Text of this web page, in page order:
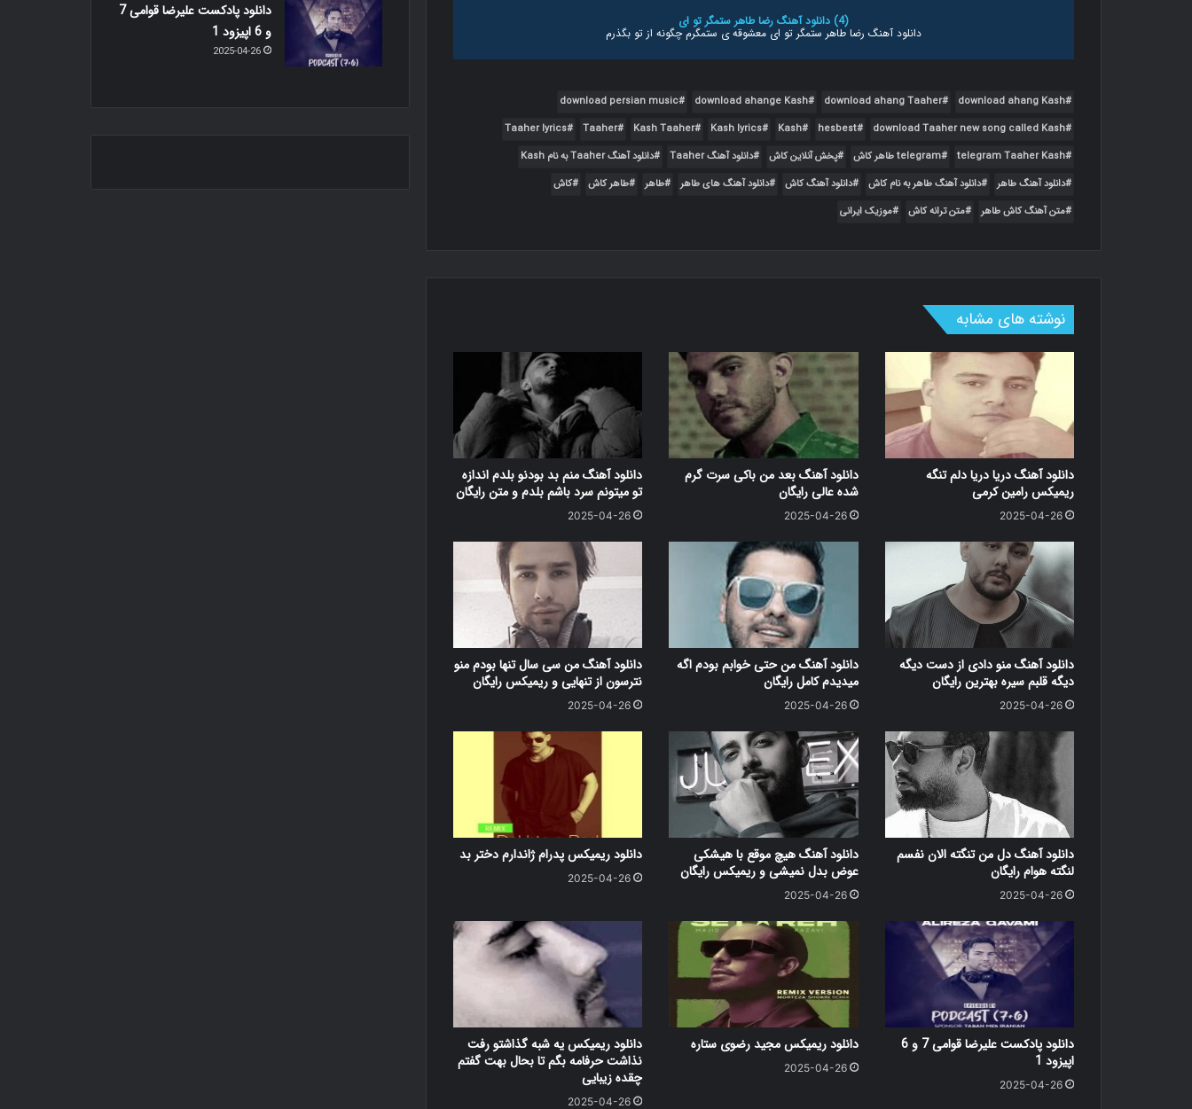
(4) دانلود آهنگ رضا طاهر ستمگر تو ای
دانلود آهنگ رضا طاهر ستمگر تو ای معشوقه ی ستمگرم چگونه از تو بگذرم
رضا بهرام کاش دانلود آهنگ 320 و 128 متن آهنگ - تابا موزیک
دانلود آهنگ جدید طاهر به نام کاش
دانلود آهنگ محمد طاهر بگو کجاس با دو کیفیت 320 و 128 همراه با متن
(10) دانلود آهنگ رضا طاهر ستمگر همراه با
دانلود آهنگ رضا طاهر ستمگر همراه با متن و کیفیت عالی
download ahang Kash
download ahang Taaher
download ahange Kash
download persian music
download Taaher new song called Kash
hesbest
Kash
Kash lyrics
Kash Taaher
Taaher
Taaher lyrics
telegram Taaher Kash
telegram طاهر کاش پخش آنلاین کاش دانلود آهنگ Taaher
دانلود آهنگ Taaher به نام Kash
دانلود آهنگ طاهر
دانلود آهنگ طاهر به نام کاش دانلود آهنگ کاش دانلود آهنگ های طاهر طاهر طاهر کاش
کاش
متن آهنگ کاش طاهر
متن ترانه کاش موزیک ایرانی
نوشته های مشابه
دانلود آهنگ دریا دریا دلم تنگه
ریمیکس رامین کرمی
2025-04-26
دانلود آهنگ بعد من باکی سرت گرم
شده عالی رایگان
2025-04-26
دانلود آهنگ منم بد بودنو بلدم اندازه
تو میتونم سرد باشم بلدم و متن رایگان
2025-04-26
دانلود آهنگ منو دادی از دست دیگه
دیگه قلبم سیره بهترین رایگان
2025-04-26
دانلود آهنگ من حتی خوابم بودم اگه
میدیدم کامل رایگان
2025-04-26
دانلود آهنگ من سی سال تنها بودم منو
نترسون از تنهایی و ریمیکس رایگان
2025-04-26
دانلود آهنگ دل من تنگته الان نفسم
لنگته هوام رایگان
2025-04-26
دانلود آهنگ هیچ موقع با هیشکی
عوض بدل نمیشی و ریمیکس رایگان
2025-04-26
دانلود ریمیکس پدرام ژاندارم دختر بد
2025-04-26
دانلود پادکست علیرضا قوامی 7 و 6
اپیزود 1
2025-04-26
دانلود ریمیکس مجید رضوی ستاره
2025-04-26
دانلود ریمیکس یه شبه گذاشتو رفت
نذاشت حرفامه بگم تا بحال بهت گفتم
چقده زیبایی
2025-04-26
دانلود پادکست علیرضا قوامی 7
و 6 اپیزود 1
2025-04-26